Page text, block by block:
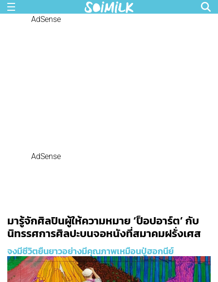
AdSense
AdSense
มารู้จักศิลปินผู้ให้ความหมาย ‘ป็อปอาร์ต’ กับ
นิทรรศการศิลปะบนจอหนังที่สมาคมฝรั่งเศส
จงมีชีวิตยืนยาวอย่างมีคุณภาพเหมือนปู่ฮอกนีย์